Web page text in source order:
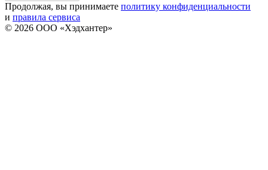
Продолжая, вы принимаете политику конфиденциальности
и правила сервиса
© 2026 ООО «Хэдхантер»